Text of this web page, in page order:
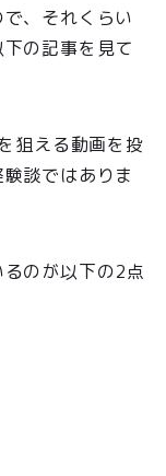
、それくらい
の記事を見て
狙える動画を投
談ではありま
のが以下の2点